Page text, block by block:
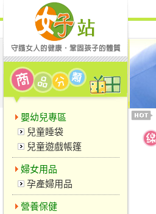
嬰幼兒專區
兒童睡袋
兒童遊戲帳篷
婦女用品
孕產婦用品
營養保健